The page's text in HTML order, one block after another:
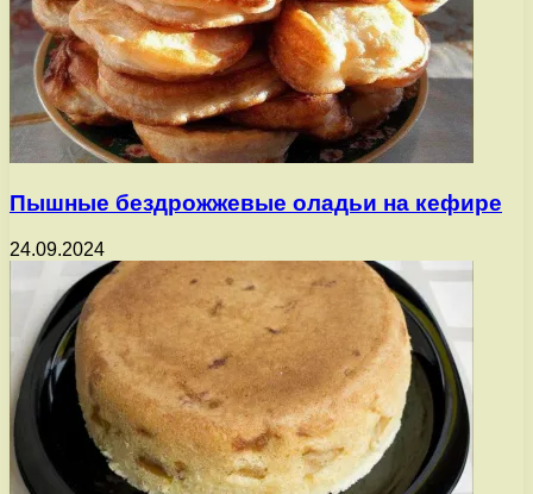
Пышные бездрожжевые оладьи на кефире
24.09.2024